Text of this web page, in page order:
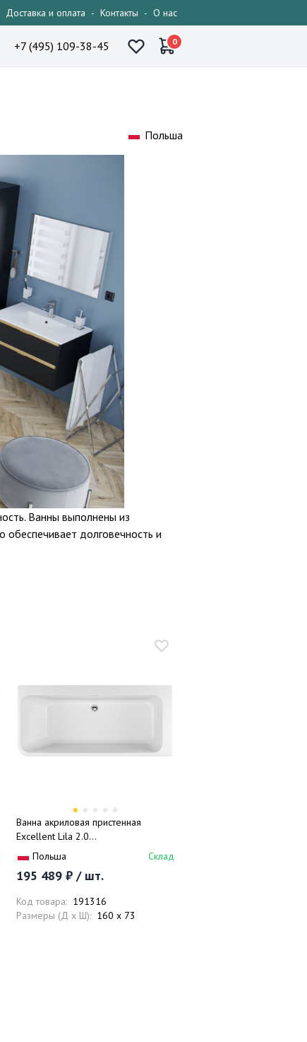
Доставка и оплата - Контакты - О нас
+7 (495) 109-38-45 0
Польша
Ванны выполнены из
долговечность и
Ванна акриловая пристенная
Excellent Lila 2.0
WAEX.LIL2.160P.WHN 160x73
(белый), слив-перелив, правая
Польша Склад
195 489 ₽ / шт.
Код товара: 191316
Размеры (Д x Ш): 160 x 73